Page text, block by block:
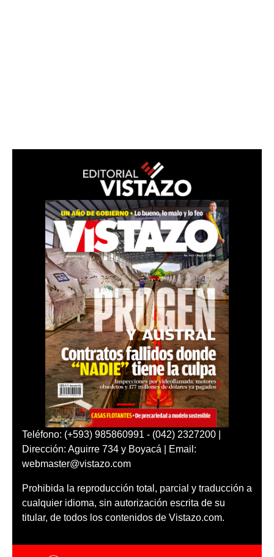
Teléfono: (+593) 985860991 - (042) 2327200 |
Dirección: Aguirre 734 y Boyacá | Email:
webmaster@vistazo.com
Prohibida la reproducción total, parcial y traducción a
cualquier idioma, sin autorización escrita de su
titular, de todos los contenidos de Vistazo.com.